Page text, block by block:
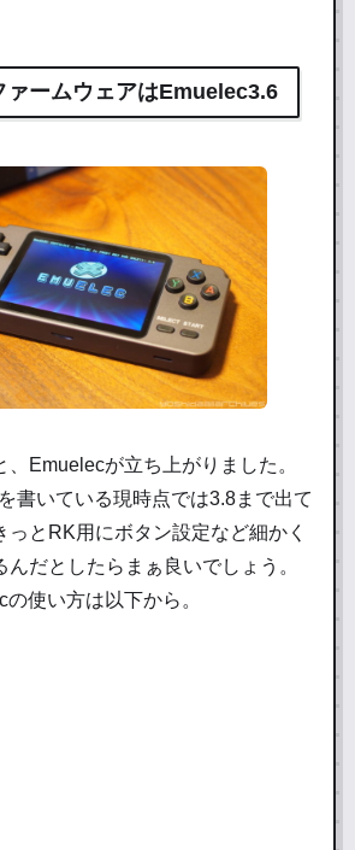
ァームウェアはEmuelec3.6
Emuelecが立ち上がりました。
書いている現時点では3.8まで出て
っとRK用にボタン設定など細かく
だとしたらまぁ良いでしょう。
使い方は以下から。